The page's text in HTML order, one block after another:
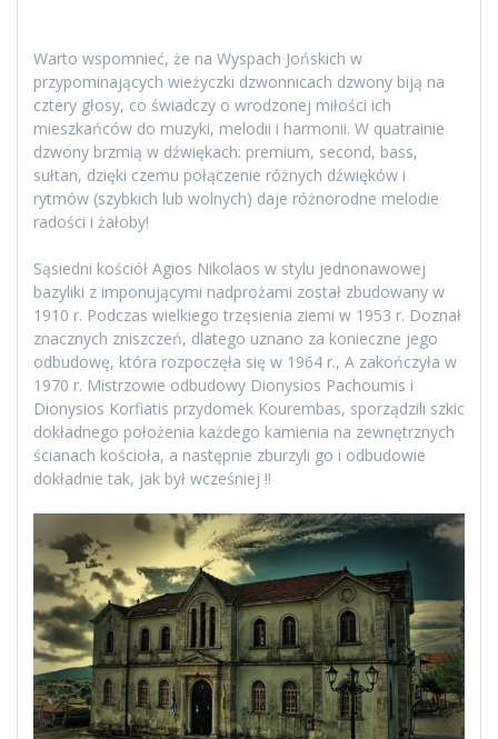
Warto wspomnieć, że na Wyspach Jońskich w
przypominających wieżyczki dzwonnicach dzwony biją na
cztery głosy, co świadczy o wrodzonej miłości ich
mieszkańców do muzyki, melodii i harmonii. W quatrainie
dzwony brzmią w dźwiękach: premium, second, bass,
sułtan, dzięki czemu połączenie różnych dźwięków i
rytmów (szybkich lub wolnych) daje różnorodne melodie
radości i żałoby!
Sąsiedni kościół Agios Nikolaos w stylu jednonawowej
bazyliki z imponującymi nadprożami został zbudowany w
1910 r. Podczas wielkiego trzęsienia ziemi w 1953 r. Doznał
znacznych zniszczeń, dlatego uznano za konieczne jego
odbudowę, która rozpoczęła się w 1964 r., A zakończyła w
1970 r. Mistrzowie odbudowy Dionysios Pachoumis i
Dionysios Korfiatis przydomek Kourembas, sporządzili szkic
dokładnego położenia każdego kamienia na zewnętrznych
ścianach kościoła, a następnie zburzyli go i odbudowie
dokładnie tak, jak był wcześniej !!